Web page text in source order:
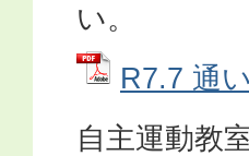
い。
R7.7 通
自主運動教